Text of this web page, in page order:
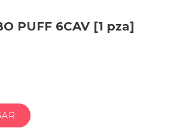
PUFF 6CAV [1 pza]